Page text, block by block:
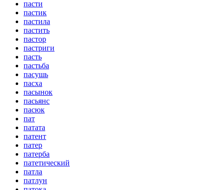
пасти
пастик
пастила
пастить
пастор
пастриги
пасть
пастьба
пасушь
пасха
пасынок
пасьянс
пасюк
пат
патата
патент
патер
патерба
патетический
патла
патлун